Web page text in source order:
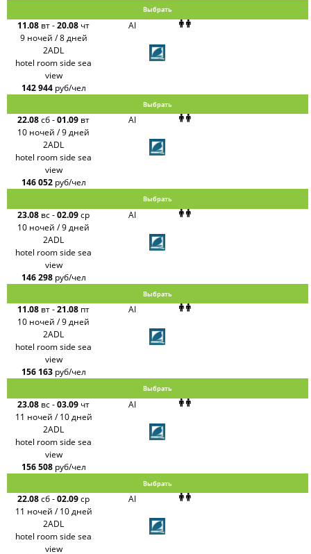
Выбрать
11.08 вт-20.08 чт
9 ночей / 8 дней
AI
2ADL
hotel room side sea
view
142 944 руб/чел
Выбрать
22.08сб-01.09 вт
10 ночей / 9 дней
AI
2ADL
hotel room side sea
view
146 052 руб/чел
Выбрать
23.08 вс-02.09ср
10 ночей / 9 дней
AI
2ADL
hotel room side sea
view
146 298 руб/чел
Выбрать
11.08 вт-21.08 пт
10 ночей / 9 дней
AI
2ADL
hotel room side sea
view
156 163 руб/чел
Выбрать
23.08 вс-03.09 чт
11 ночей / 10 дней
AI
2ADL
hotel room side sea
view
156 508 руб/чел
Выбрать
22.08сб-02.09ср
11 ночей / 10 дней
AI
2ADL
hotel room side sea
view